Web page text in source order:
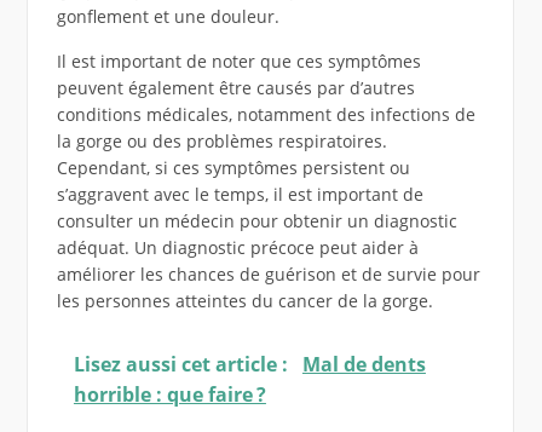
gonflement et une douleur.
Il est important de noter que ces symptômes
peuvent également être causés par d’autres
conditions médicales, notamment des infections de
la gorge ou des problèmes respiratoires.
Cependant, si ces symptômes persistent ou
s’aggravent avec le temps, il est important de
consulter un médecin pour obtenir un diagnostic
adéquat. Un diagnostic précoce peut aider à
améliorer les chances de guérison et de survie pour
les personnes atteintes du cancer de la gorge.
Lisez aussi cet article :
Mal de dents
horrible : que faire ?